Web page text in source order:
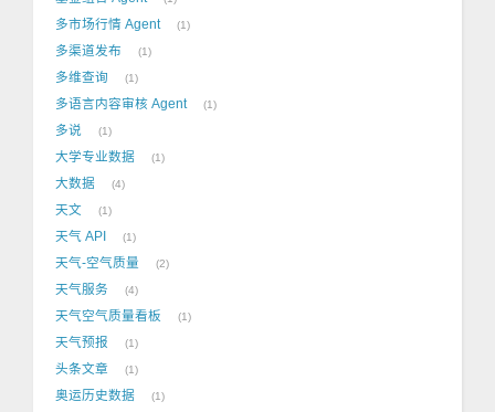
多市场行情 Agent 1
多渠道发布 1
多维查询 1
多语言内容审核 Agent 1
多说 1
大学专业数据 1
大数据 4
天文 1
天气 API 1
天气-空气质量 2
天气服务 4
天气空气质量看板 1
天气预报 1
头条文章 1
奥运历史数据 1